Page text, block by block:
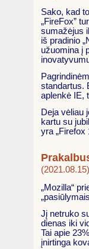
Sako, kad
„FireFox”
sumažėjus
iš pradinio
užuomina į
standartus.
aplenkė IE,
Deja vėliau
kartu su
yra „Firefox
(2021.08.15)
„Mozilla“
Jį netruko
dienas iki
Tai apie
įnirtinga